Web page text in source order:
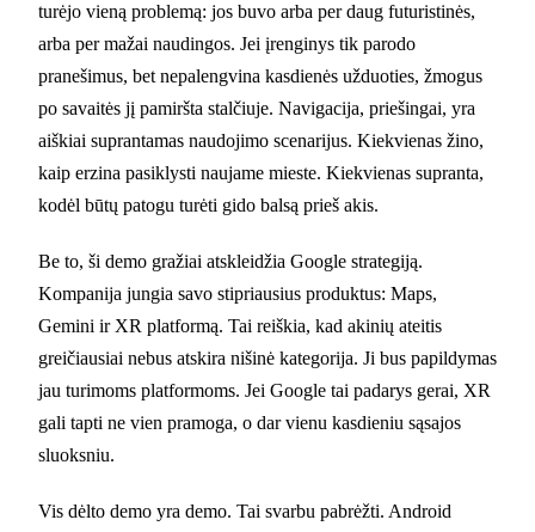
turėjo vieną problemą: jos buvo arba per daug futuristinės,
arba per mažai naudingos. Jei įrenginys tik parodo
pranešimus, bet nepalengvina kasdienės užduoties, žmogus
po savaitės jį pamiršta stalčiuje. Navigacija, priešingai, yra
aiškiai suprantamas naudojimo scenarijus. Kiekvienas žino,
kaip erzina pasiklysti naujame mieste. Kiekvienas supranta,
kodėl būtų patogu turėti gido balsą prieš akis.
Be to, ši demo gražiai atskleidžia Google strategiją.
Kompanija jungia savo stipriausius produktus: Maps,
Gemini ir XR platformą. Tai reiškia, kad akinių ateitis
greičiausiai nebus atskira nišinė kategorija. Ji bus papildymas
jau turimoms platformoms. Jei Google tai padarys gerai, XR
gali tapti ne vien pramoga, o dar vienu kasdieniu sąsajos
sluoksniu.
Vis dėlto demo yra demo. Tai svarbu pabrėžti. Android